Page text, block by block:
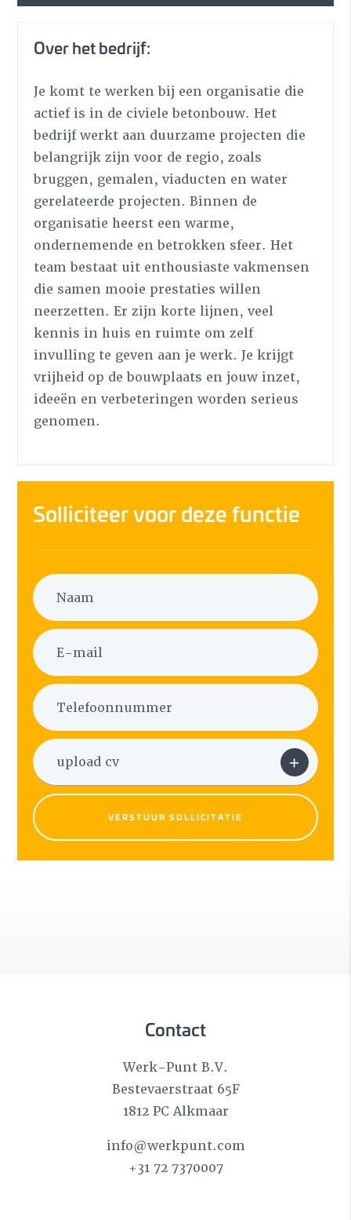
Solliciteer voor deze functie
VERSTUUR SOLLICITATIE
Over het bedrijf:
Je komt te werken bij een organisatie die
actief is in de civiele betonbouw. Het
bedrijf werkt aan duurzame projecten die
belangrijk zijn voor de regio, zoals
bruggen, gemalen, viaducten en water
gerelateerde projecten. Binnen de
organisatie heerst een warme,
ondernemende en betrokken sfeer. Het
team bestaat uit enthousiaste vakmensen
die samen mooie prestaties willen
neerzetten. Er zijn korte lijnen, veel
kennis in huis en ruimte om zelf
invulling te geven aan je werk. Je krijgt
vrijheid op de bouwplaats en jouw inzet,
ideeën en verbeteringen worden serieus
genomen.
Contact
Werk-Punt B.V.
Bestevaerstraat 65F
1812 PC Alkmaar
info@werkpunt.com
+31 72 7370007